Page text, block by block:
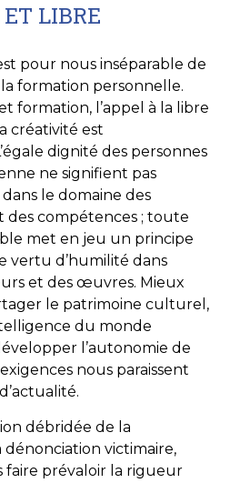
ET LIBRE
pour nous inséparable de
formation personnelle.
formation, l’appel à la libre
créativité est
dignité des personnes
ne signifient pas
dans le domaine des
des compétences ; toute
met en jeu un principe
vertu d’humilité dans
et des œuvres. Mieux
le patrimoine culturel,
du monde
l’autonomie de
nous paraissent
débridée de la
victimaire,
faire prévaloir la rigueur